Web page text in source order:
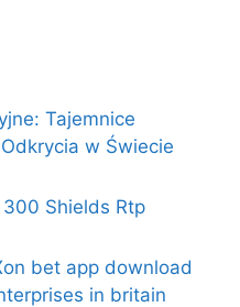
Tajemnice
w Świecie
Shields Rtp
bet app download
in britain